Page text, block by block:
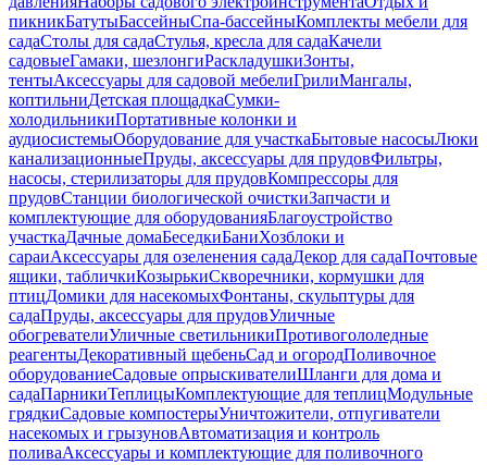
пикникБатутыБассейныСпа-бассейныКомплекты мебели для
садаСтолы для садаСтулья, кресла для садаКачели
садовыеГамаки, шезлонгиРаскладушкиЗонты,
тентыАксессуары для садовой мебелиГрилиМангалы,
коптильниДетская площадкаСумки-
холодильникиПортативные колонки и
аудиосистемыОборудование для участкаБытовые насосыЛюки
канализационныеПруды, аксессуары для прудовФильтры,
насосы, стерилизаторы для прудовКомпрессоры для
прудовСтанции биологической очисткиЗапчасти и
комплектующие для оборудованияБлагоустройство
участкаДачные домаБеседкиБаниХозблоки и
сараиАксессуары для озеленения садаДекор для садаПочтовые
ящики, табличкиКозырькиСкворечники, кормушки для
птицДомики для насекомыхФонтаны, скульптуры для
садаПруды, аксессуары для прудовУличные
обогревателиУличные светильникиПротивогололедные
реагентыДекоративный щебеньСад и огородПоливочное
оборудованиеСадовые опрыскивателиШланги для дома и
садаПарникиТеплицыКомплектующие для теплицМодульные
грядкиСадовые компостерыУничтожители, отпугиватели
насекомых и грызуновАвтоматизация и контроль
поливаАксессуары и комплектующие для поливочного